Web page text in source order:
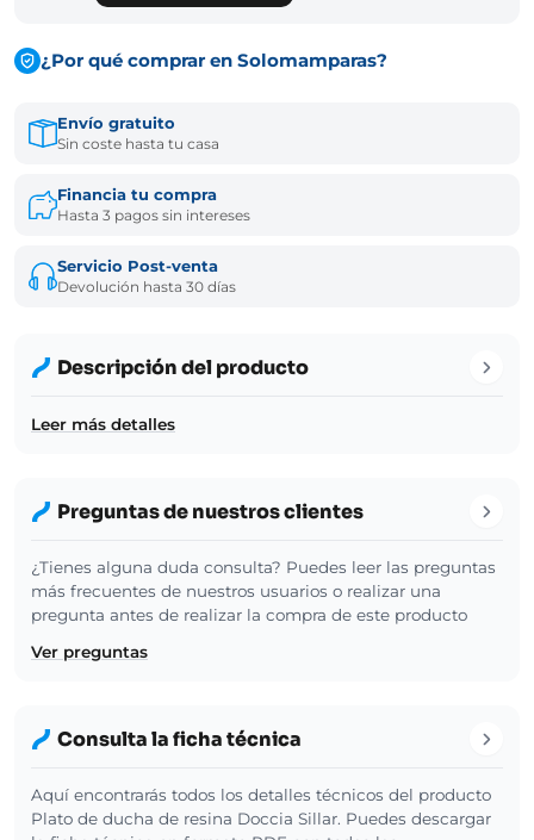
¿Por qué comprar en Solomamparas?
Envío gratuito
Sin coste hasta tu casa
Financia tu compra
Hasta 3 pagos sin intereses
Servicio Post-venta
Devolución hasta 30 días
Descripción del producto
Leer más detalles
Preguntas de nuestros clientes
¿Tienes alguna duda consulta? Puedes leer las preguntas
más frecuentes de nuestros usuarios o realizar una
pregunta antes de realizar la compra de este producto
Ver preguntas
Consulta la ficha técnica
Aquí encontrarás todos los detalles técnicos del producto
Plato de ducha de resina Doccia Sillar. Puedes descargar